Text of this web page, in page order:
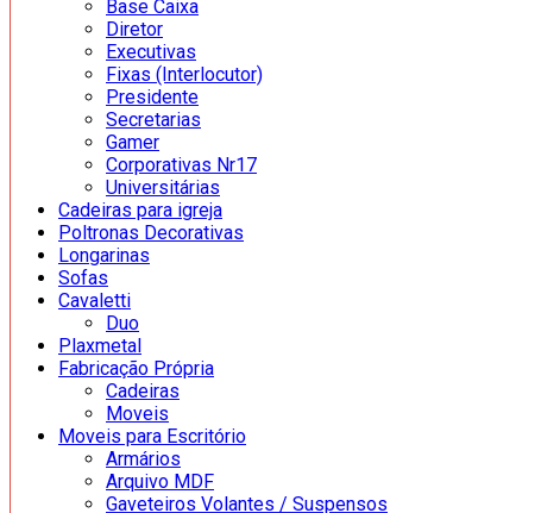
Base Caixa
Diretor
Executivas
Fixas (Interlocutor)
Presidente
Secretarias
Gamer
Corporativas Nr17
Universitárias
Cadeiras para igreja
Poltronas Decorativas
Longarinas
Sofas
Cavaletti
Duo
Plaxmetal
Fabricação Própria
Cadeiras
Moveis
Moveis para Escritório
Armários
Arquivo MDF
Gaveteiros Volantes / Suspensos